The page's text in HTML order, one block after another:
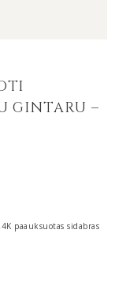
GINTARU –
paauksuotas sidabras